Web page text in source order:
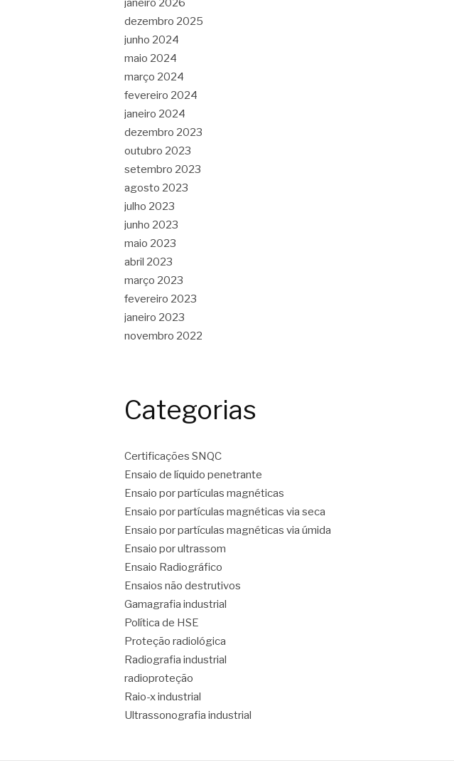
dezembro 2025
junho 2024
maio 2024
março 2024
fevereiro 2024
janeiro 2024
dezembro 2023
outubro 2023
setembro 2023
agosto 2023
julho 2023
junho 2023
maio 2023
abril 2023
março 2023
fevereiro 2023
janeiro 2023
novembro 2022
Categorias
Certificações SNQC
Ensaio de líquido penetrante
Ensaio por partículas magnéticas
Ensaio por partículas magnéticas via seca
Ensaio por partículas magnéticas via úmida
Ensaio por ultrassom
Ensaio Radiográfico
Ensaios não destrutivos
Gamagrafia industrial
Política de HSE
Proteção radiológica
Radiografia industrial
radioproteção
Raio-x industrial
Ultrassonografia industrial